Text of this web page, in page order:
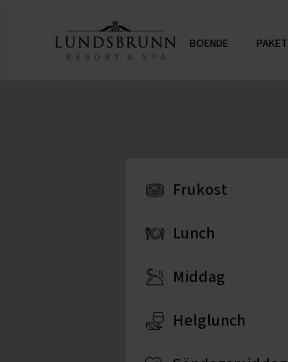
BOENDE PAKET
Frukost
Lunch
Middag
Helglunch